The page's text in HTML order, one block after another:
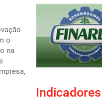
o
na
Indicadores